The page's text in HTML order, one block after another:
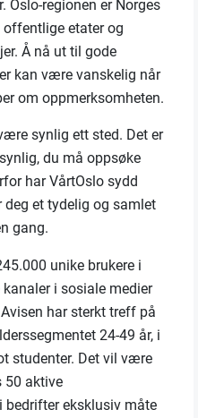
Oslo-regionen er Norges
etater og
Å nå ut til gode
kan være vanskelig når
om oppmerksomheten.
synlig ett sted. Det er
du må oppsøke
har VårtOslo sydd
et tydelig og samlet
gang.
unike brukere i
i sosiale medier
har sterkt treff på
24-49 år, i
studenter. Det vil være
50 aktive
bedrifter eksklusiv måte